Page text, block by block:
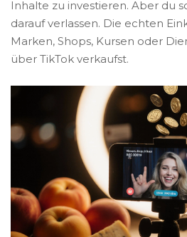
Inhalte zu investieren. Aber du
darauf verlassen. Die echten
Marken, Shops, Kursen oder
über TikTok verkaufst.